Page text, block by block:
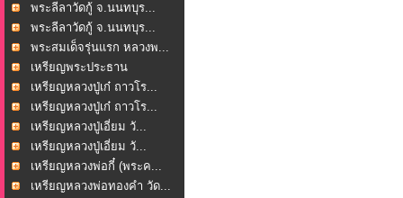
พระลีลาวัดกู้ จ.นนทบุร...
พระลีลาวัดกู้ จ.นนทบุร...
พระสมเด็จรุ่นแรก หลวงพ...
เหรียญพระประธาน
พระพุทธ...
เหรียญหลวงปู่เก๋ ถาวโร...
เหรียญหลวงปู่เก๋ ถาวโร...
เหรียญหลวงปู่เอี่ยม วั...
เหรียญหลวงปู่เอี่ยม วั...
เหรียญหลวงพ่อกี๋ (พระค...
เหรียญหลวงพ่อทองคำ วัด...